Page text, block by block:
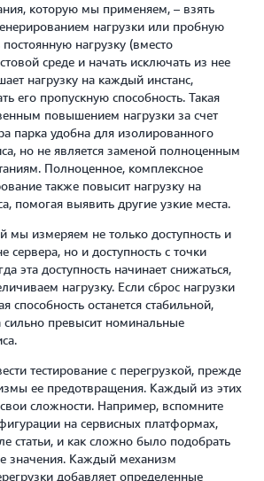
которую мы применяем, – взять
нагрузки или пробную
нагрузку (вместо
среде и начать исключать из нее
нагрузку на каждый инстанс,
его пропускную способность. Такая
повышением нагрузки за счет
парка удобна для изолированного
но не является заменой полноценным
Полноценное, комплексное
также повысит нагрузку на
помогая выявить другие узкие места.
мы измеряем не только доступность и
сервера, но и доступность с точки
эта доступность начинает снижаться,
нагрузку. Если сброс нагрузки
способность останется стабильной,
сильно превысит номинальные
тестирование с перегрузкой, прежде
ее предотвращения. Каждый из этих
сложности. Например, вспомните
на сервисных платформах,
статьи, и как сложно было подобрать
значения. Каждый механизм
добавляет определенные